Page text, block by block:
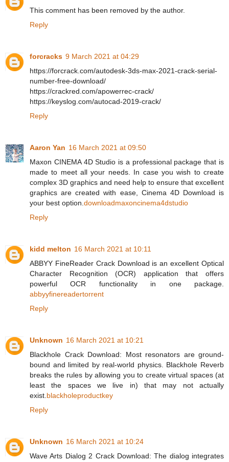
This comment has been removed by the author.
Reply
forcracks 9 March 2021 at 04:29
https://forcrack.com/autodesk-3ds-max-2021-crack-serial-
number-free-download/
https://crackred.com/apowerrec-crack/
https://keyslog.com/autocad-2019-crack/
Reply
Aaron Yan 16 March 2021 at 09:50
Maxon CINEMA 4D Studio is a professional package that is
made to meet all your needs. In case you wish to create
complex 3D graphics and need help to ensure that excellent
graphics are created with ease, Cinema 4D Download is
your best option. downloadmaxoncinema4dstudio
Reply
kidd melton 16 March 2021 at 10:11
ABBYY FineReader Crack Download is an excellent Optical
Character Recognition (OCR) application that offers
powerful OCR functionality in one package.
abbyyfinereadertorrent
Reply
Unknown 16 March 2021 at 10:21
Blackhole Crack Download: Most resonators are ground-
bound and limited by real-world physics. Blackhole Reverb
breaks the rules by allowing you to create virtual spaces (at
least the spaces we live in) that may not actually
exist. blackholeproductkey
Reply
Unknown 16 March 2021 at 10:24
Wave Arts Dialog 2 Crack Download: The dialog integrates